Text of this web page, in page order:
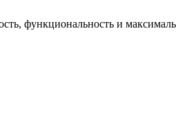
функциональность и